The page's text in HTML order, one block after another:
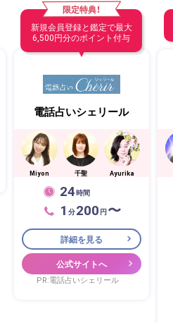
限定特典！
新規会員登録と鑑定で最大
6,500円分のポイント付与
電話占いシェリール
Miyon 千聖 Ayurika
24時間
1 分200 円〜
詳細を見る
公式サイトへ
PR:電話占いシェリール